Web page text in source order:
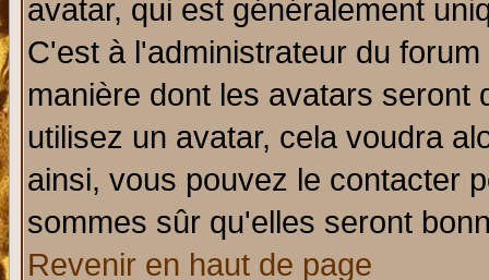
avatar, qui est généralement
C'est à l'administrateur du
manière dont les avatars seront
utilisez un avatar, cela voudra
ainsi, vous pouvez le contacter
sommes sûr qu'elles seront
Revenir en haut de page